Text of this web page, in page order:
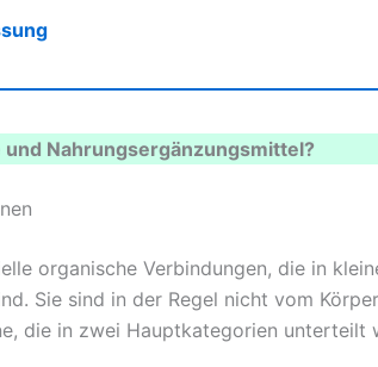
und Nahrungsergänzungsmittel?
organische Verbindungen, die in
Sie sind in der Regel nicht vom
die in zwei Hauptkategorien unterteilt